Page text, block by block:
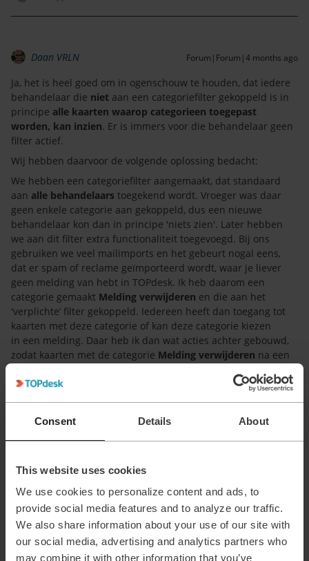
Consent Details About
This website uses cookies
We use cookies to personalize content and ads, to
provide social media features and to analyze our traffic.
We also share information about your use of our site with
our social media, advertising and analytics partners who
may combine it with other information that you’ve
Daan VRLN Forum|Forum|4 months ago
Ja, het is heel goed om in ogenschouw te houden, dat iedere
behandelaar die niet aan een categoriefilter gekoppeld is in
principe alle kaarten waarop categorieen toegepast
worden, kan inzien. Er is immers voor die behandelaar geen
filter actief.
Wij hebben daarvoor de volgende oplossing bedacht:
We hebben een categoriefilter aangemaakt, dat standaard
aan alle behandelaars toegekend wordt. Vroeger was daar
geen enkele categorie aan gekoppeld, dus een nieuwe
behandelaar kon dan in principe 'niets zien'. Later hebben
we aan dit filter extra functionaliteit toegevoegd. Bij ons
gebruiken we veel mailimports en het gebeurt nogal eens,
dat er spam of reclame geïmporteerd wordt, waar je liever
geen melding van hebt in TOPdesk. Ik heb daarom een
categorie gemaakt Melding verwijderen en die aan het
'verplichte’ filter gekoppeld. Iedereen heeft dan toegang tot
kaarten met deze categorie of kan deze categorie kiezen
in een melding. Daar heb ik dan wat acties achter gebouwd,
zodat kaarten met de categorie Melding verwijderen na een
behandelaarsgroep terecht komen, waar alleen beheerders
rapportje met alle meldingen met die speciale categorie. Ik
controleer de meldingen en haal ze uit het systeem, zodat ze
1 person likes this